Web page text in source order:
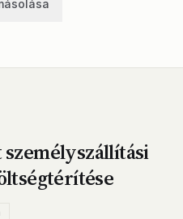
személyszállítási